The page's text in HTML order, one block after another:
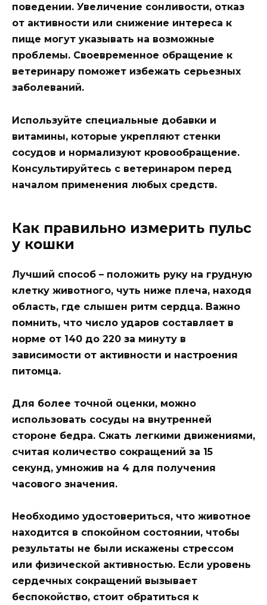
поведении. Увеличение сонливости, отказ
от активности или снижение интереса к
пище могут указывать на возможные
проблемы. Своевременное обращение к
ветеринару поможет избежать серьезных
заболеваний.
Используйте специальные добавки и
витамины, которые укрепляют стенки
сосудов и нормализуют кровообращение.
Консультируйтесь с ветеринаром перед
началом применения любых средств.
Как правильно измерить пульс
у кошки
Лучший способ – положить руку на грудную
клетку животного, чуть ниже плеча, находя
область, где слышен ритм сердца. Важно
помнить, что число ударов составляет в
норме от 140 до 220 за минуту в
зависимости от активности и настроения
питомца.
Для более точной оценки, можно
использовать сосуды на внутренней
стороне бедра. Сжать легкими движениями,
считая количество сокращений за 15
секунд, умножив на 4 для получения
часового значения.
Необходимо удостовериться, что животное
находится в спокойном состоянии, чтобы
результаты не были искажены стрессом
или физической активностью. Если уровень
сердечных сокращений вызывает
беспокойство, стоит обратиться к